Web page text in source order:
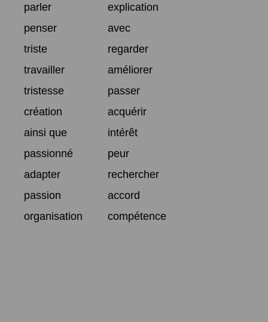
parler
explication
penser
avec
triste
regarder
travailler
améliorer
tristesse
passer
création
acquérir
ainsi que
intérêt
passionné
peur
adapter
rechercher
passion
accord
organisation
compétence